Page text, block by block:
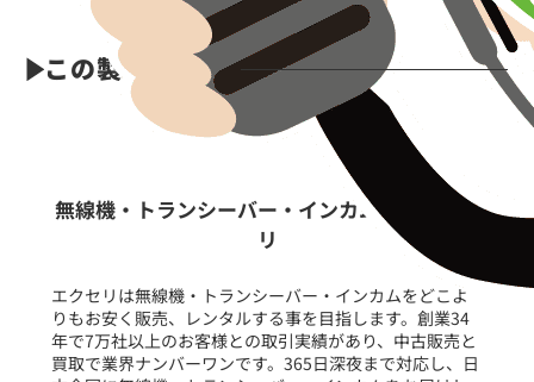
この製品の特長
無線機・トランシーバー・インカムならエクセ
リ
エクセリは無線機・トランシーバー・インカムをどこよ
りもお安く販売、レンタルする事を目指します。創業34
年で7万社以上のお客様との取引実績があり、中古販売と
買取で業界ナンバーワンです。365日深夜まで対応し、日